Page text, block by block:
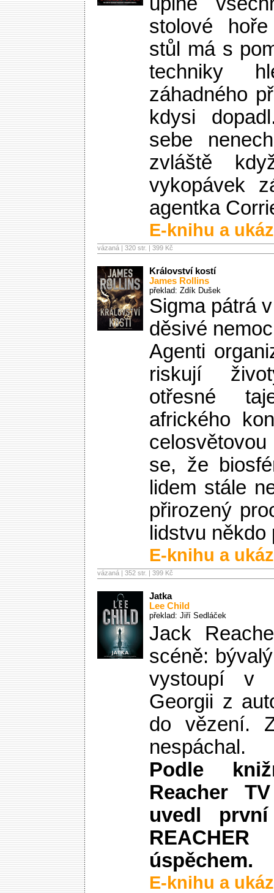
stolové
stůl má s
techniky
záhadného
kdysi
sebe
zvláště
vykopávek
agentka
E-knihu a
vázaná | 320 str. | 399 Kč
Království kostí
James Rollins
překlad: Zdík Dušek
Sigma pátrá
děsivé
Agenti
riskují
otřesné
afrického
se, že
lidem stále
přirozený
lidstvu
E-knihu a
vázaná | 352 str. | 399 Kč
Jatka
Lee Child
překlad: Jiří Sedláček
Jack
scéně:
vystoupí v
Georgii z
do vězení.
nespáchal.
Podle
Reacher
uvedl
úspěchem.
E-knihu a